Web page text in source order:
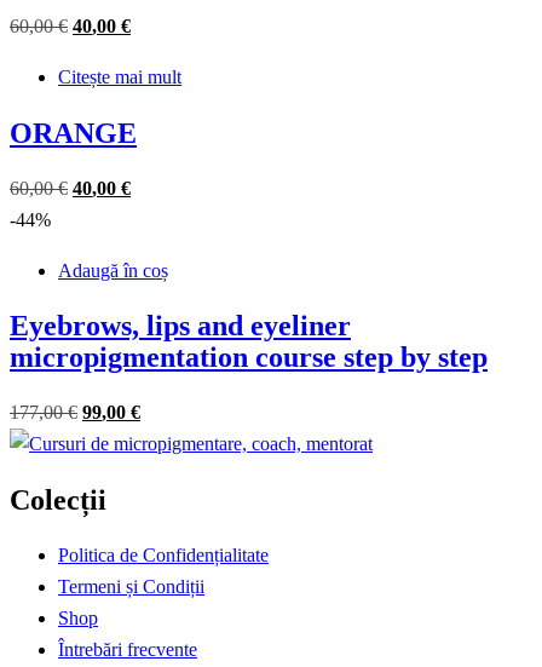
60,00 € Prețul
a
fost:
60,00 €.
40,00 €Prețul
este:
40,00 €.
Citește mai mult
ORANGE
60,00 € Prețul
fost:
40,00 €Prețul
40,00 €.
-44%
Adaugă în coș
Eyebrows, lips and eyeliner
micropigmentation course step by step
177,00 € Prețul
inițial
fost:
99,00 €Prețul
curent
Colecții
Politica de Confidențialitate
Termeni și Condiții
Shop
Întrebări frecvente